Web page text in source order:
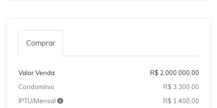
Comprar
Valor Venda
R$ 2.000.000,00
Condomínio
R$ 3.300,00
IPTU/Mensal
R$ 1.400,00